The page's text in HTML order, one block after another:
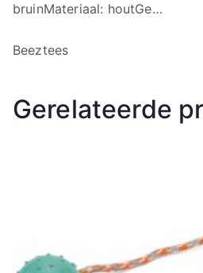
bruinMateriaal: houtGe…
Beeztees
Gerelateerde